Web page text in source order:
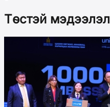
Төстэй мэдээлэл